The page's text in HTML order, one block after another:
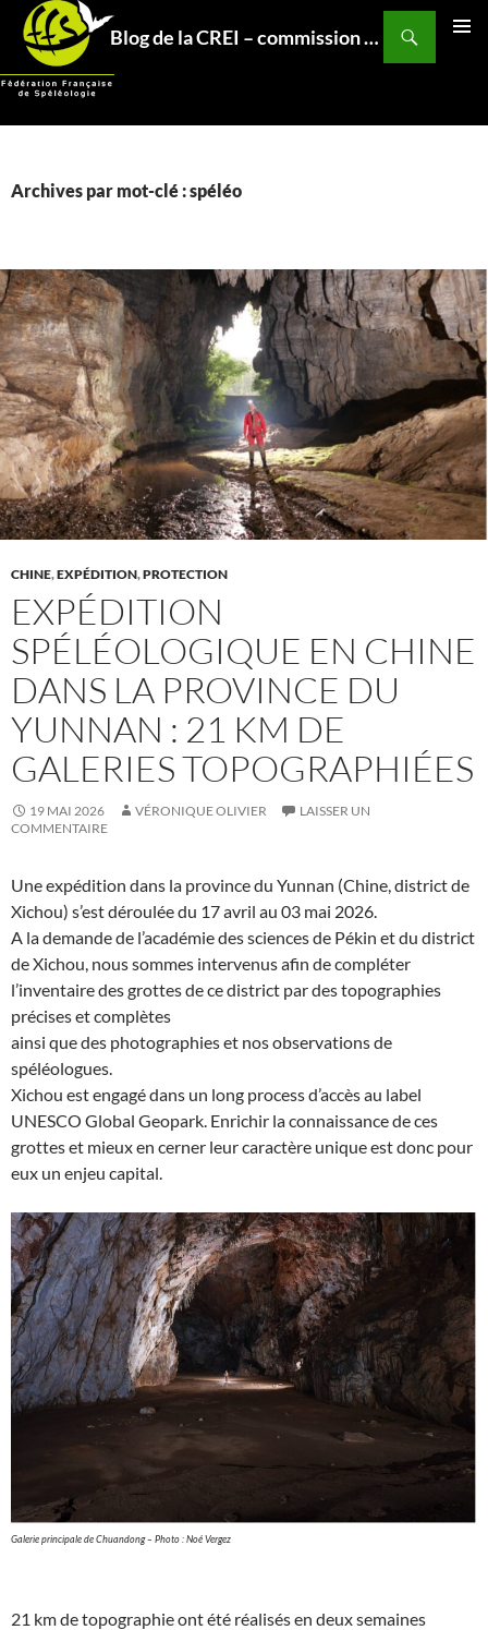
Aller
contenu
Blog de la CREI – commission relations et expéditions internationales – Fédération Française de Spéléo
Recherche
Archives par mot-clé : spéléo
CHINE,EXPÉDITION,PROTECTION
EXPÉDITION
SPÉLÉOLOGIQUE EN CHINE
DANS LA PROVINCE DU
YUNNAN : 21 KM DE
GALERIES TOPOGRAPHIÉES
19 MAI 2026 VÉRONIQUE OLIVIER
LAISSER UN
COMMENTAIRE
Une expédition dans la province du Yunnan (Chine, district de
Xichou) s’est déroulée du 17 avril au 03 mai 2026.
A la demande de l’académie des sciences de Pékin et du district
de Xichou, nous sommes intervenus afin de compléter
l’inventaire des grottes de ce district par des topographies
précises et complètes
ainsi que des photographies et nos observations de
spéléologues.
Xichou est engagé dans un long process d’accès au label
UNESCO Global Geopark. Enrichir la connaissance de ces
grottes et mieux en cerner leur caractère unique est donc pour
eux un enjeu capital.
Galerie principale de Chuandong – Photo : Noé Vergez
21 km de topographie ont été réalisés en deux semaines